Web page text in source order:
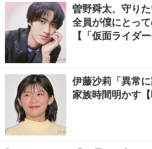
曽野舜太、守り
全員が僕にとっ
【「仮面ライダ
伊藤沙莉「異常
家族時間明かす